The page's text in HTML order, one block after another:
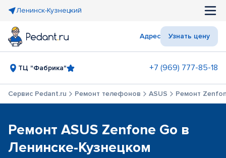
Ленинск-Кузнецкий
Адрес Узнать цену
ТЦ "Фабрика" +7 (969) 777-85-18
Сервис Pedant.ru Ремонт телефонов ASUS Ремонт
Ремонт ASUS Zenfone Go в
Ленинске-Кузнецком